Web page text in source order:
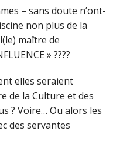
– sans doute n’ont-
non plus de la
maître de
» ????
elles seraient
de la Culture et des
? Voire… Ou alors les
des servantes